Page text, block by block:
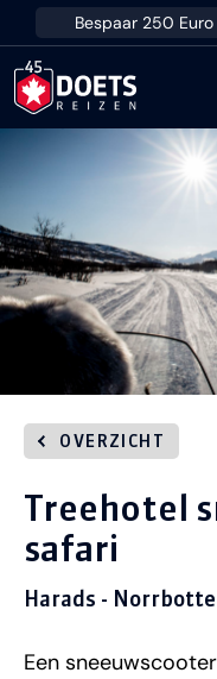
Ga direct naar inhoud
Bespaar 250
OVERZICHT
Treehotel
safari
Harads -
Een